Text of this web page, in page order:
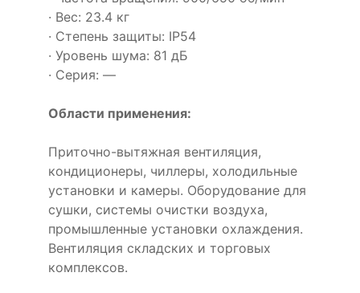
· Вес: 23.4 кг
· Степень защиты: IP54
· Уровень шума: 81 дБ
· Серия: —
Области применения:
Приточно-вытяжная вентиляция,
кондиционеры, чиллеры, холодильные
установки и камеры. Оборудование для
сушки, системы очистки воздуха,
промышленные установки охлаждения.
Вентиляция складских и торговых
комплексов.